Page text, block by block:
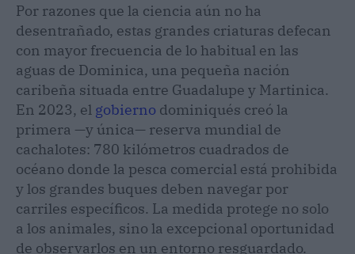
Por razones que la ciencia aún no ha
desentrañado, estas grandes criaturas defecan
con mayor frecuencia de lo habitual en las
aguas de Dominica, una pequeña nación
caribeña situada entre Guadalupe y Martinica.
En 2023, el gobierno dominiqués creó la
primera —y única— reserva mundial de
cachalotes: 780 kilómetros cuadrados de
océano donde la pesca comercial está prohibida
y los grandes buques deben navegar por
carriles específicos. La medida protege no solo
a los animales, sino la excepcional oportunidad
de observarlos en un entorno resguardado.